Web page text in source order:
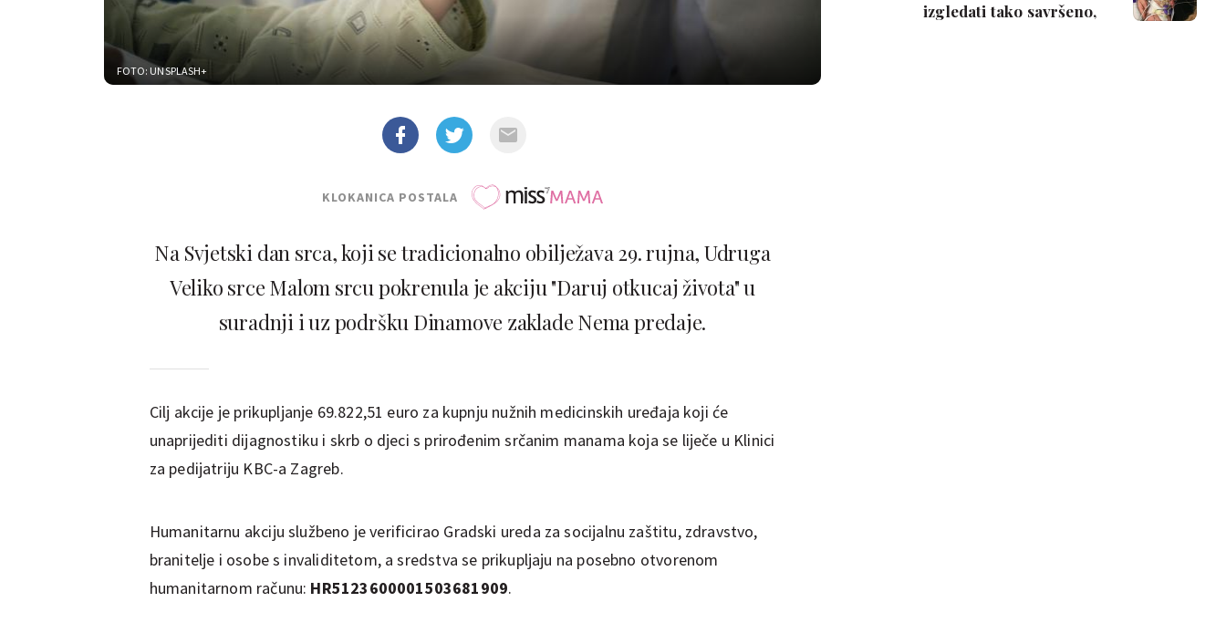
FOTO: UNSPLASH+
KLOKANICA POSTALA
Na Svjetski dan srca, koji se tradicionalno obilježava 29. rujna, Udruga
Veliko srce Malom srcu pokrenula je akciju "Daruj otkucaj života" u
suradnji i uz podršku Dinamove zaklade Nema predaje.
Cilj akcije je prikupljanje 69.822,51 euro za kupnju nužnih medicinskih uređaja koji će
unaprijediti dijagnostiku i skrb o djeci s prirođenim srčanim manama koja se liječe u Klinici
za pedijatriju KBC-a Zagreb.
Humanitarnu akciju službeno je verificirao Gradski ureda za socijalnu zaštitu, zdravstvo,
branitelje i osobe s invaliditetom, a sredstva se prikupljaju na posebno otvorenom
humanitarnom računu: HR5123600001503681909.
izgledati tako savršeno,